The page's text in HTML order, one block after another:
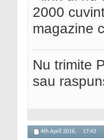
2000
magazine
Nu trimite
sau
4th April 2016, 17:43